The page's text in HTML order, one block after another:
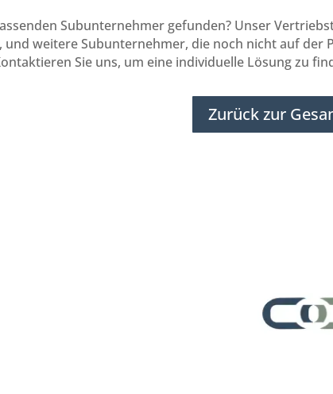
Subunternehmer gefunden? Unser
und weitere Subunternehmer, die noch nicht auf der
Sie uns, um eine individuelle Lösung zu
Zurück zur